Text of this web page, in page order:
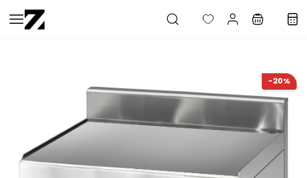
Saltar al
contenido
-20%